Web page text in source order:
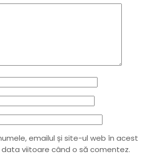
emailul și site-ul web în acest
viitoare când o să comentez.